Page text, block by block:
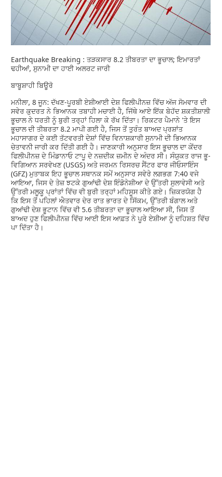
Earthquake Breaking : ਤੜਕਸਾਰ 8.2 ਤੀਬਰਤਾ ਦਾ ਭੂਚਾਲ; ਇਮਾਰਤਾਂ
ਢਹੀਆਂ, ਸੁਨਾਮੀ ਦਾ ਹਾਈ ਅਲਰਟ ਜਾਰੀ
ਬਾਬੂਸ਼ਾਹੀ ਬਿਊਰੋ
ਮਨੀਲਾ, 8 ਜੂਨ: ਦੱਖਣ-ਪੂਰਬੀ ਏਸ਼ੀਆਈ ਦੇਸ਼ ਫਿਲੀਪੀਨਜ਼ ਵਿੱਚ ਅੱਜ ਸੋਮਵਾਰ ਦੀ
ਸਵੇਰ ਕੁਦਰਤ ਨੇ ਭਿਆਨਕ ਤਬਾਹੀ ਮਚਾਈ ਹੈ, ਜਿੱਥੇ ਆਏ ਇੱਕ ਬੇਹੱਦ ਸ਼ਕਤੀਸ਼ਾਲੀ
ਭੂਚਾਲ ਨੇ ਧਰਤੀ ਨੂੰ ਬੁਰੀ ਤਰ੍ਹਾਂ ਹਿਲਾ ਕੇ ਰੱਖ ਦਿੱਤਾ। ਰਿਕਟਰ ਪੈਮਾਨੇ 'ਤੇ ਇਸ
ਭੂਚਾਲ ਦੀ ਤੀਬਰਤਾ 8.2 ਮਾਪੀ ਗਈ ਹੈ, ਜਿਸ ਤੋਂ ਤੁਰੰਤ ਬਾਅਦ ਪ੍ਰਸ਼ਾਂਤ
ਮਹਾਸਾਗਰ ਦੇ ਕਈ ਤੱਟਵਰਤੀ ਦੇਸ਼ਾਂ ਵਿੱਚ ਵਿਨਾਸ਼ਕਾਰੀ ਸੁਨਾਮੀ ਦੀ ਭਿਆਨਕ
ਚੇਤਾਵਨੀ ਜਾਰੀ ਕਰ ਦਿੱਤੀ ਗਈ ਹੈ। ਜਾਣਕਾਰੀ ਅਨੁਸਾਰ ਇਸ ਭੂਚਾਲ ਦਾ ਕੇਂਦਰ
ਫਿਲੀਪੀਨਜ਼ ਦੇ ਮਿੰਡਾਨਾਓ ਟਾਪੂ ਦੇ ਨਜ਼ਦੀਕ ਜ਼ਮੀਨ ਦੇ ਅੰਦਰ ਸੀ। ਸੰਯੁਕਤ ਰਾਜ ਭੂ-
ਵਿਗਿਆਨ ਸਰਵੇਖਣ (USGS) ਅਤੇ ਜਰਮਨ ਰਿਸਰਚ ਸੈਂਟਰ ਫਾਰ ਜੀਓਸਾਇੰਸ
(GFZ) ਮੁਤਾਬਕ ਇਹ ਭੂਚਾਲ ਸਥਾਨਕ ਸਮੇਂ ਅਨੁਸਾਰ ਸਵੇਰੇ ਲਗਭਗ 7:40 ਵਜੇ
ਆਇਆ, ਜਿਸ ਦੇ ਤੇਜ਼ ਝਟਕੇ ਗੁਆਂਢੀ ਦੇਸ਼ ਇੰਡੋਨੇਸ਼ੀਆ ਦੇ ਉੱਤਰੀ ਸੁਲਾਵੇਸੀ ਅਤੇ
ਉੱਤਰੀ ਮਲੂਕੂ ਪ੍ਰਾਂਤਾਂ ਵਿੱਚ ਵੀ ਬੁਰੀ ਤਰ੍ਹਾਂ ਮਹਿਸੂਸ ਕੀਤੇ ਗਏ। ਜ਼ਿਕਰਯੋਗ ਹੈ
ਕਿ ਇਸ ਤੋਂ ਪਹਿਲਾਂ ਐਤਵਾਰ ਦੇਰ ਰਾਤ ਭਾਰਤ ਦੇ ਸਿੱਕਮ, ਉੱਤਰੀ ਬੰਗਾਲ ਅਤੇ
ਗੁਆਂਢੀ ਦੇਸ਼ ਭੂਟਾਨ ਵਿੱਚ ਵੀ 5.6 ਤੀਬਰਤਾ ਦਾ ਭੂਚਾਲ ਆਇਆ ਸੀ, ਜਿਸ ਤੋਂ
ਬਾਅਦ ਹੁਣ ਫਿਲੀਪੀਨਜ਼ ਵਿੱਚ ਆਈ ਇਸ ਆਫ਼ਤ ਨੇ ਪੂਰੇ ਏਸ਼ੀਆ ਨੂੰ ਦਹਿਸ਼ਤ ਵਿੱਚ
ਪਾ ਦਿੱਤਾ ਹੈ।